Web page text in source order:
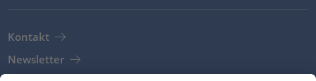
Kontakt
Newsletter